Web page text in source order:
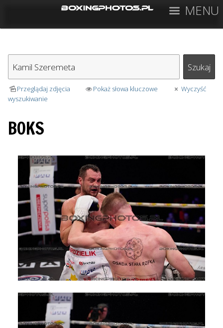
MENU
Przeglądaj zdjęcia Pokaż słowa kluczowe
Wyczyść
wyszukiwanie
BOKS